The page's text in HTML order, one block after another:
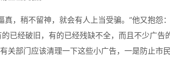
，稍不留神，就会有人上当受骗。”他又抱怨
已经破旧，有的已经残缺不全，而且不少广告
关部门应该清理一下这些小广告，一是防止市